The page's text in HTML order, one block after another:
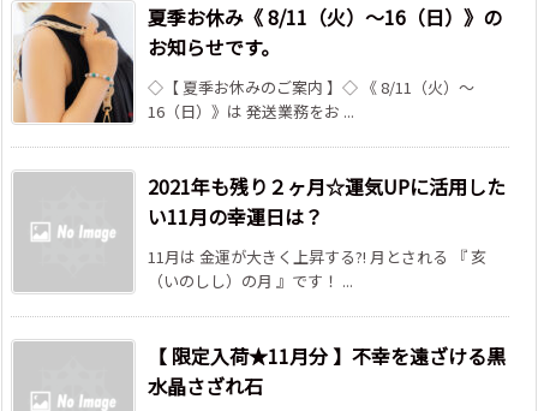
夏季お休み《 8/11（火）～16（日）》の
お知らせです。
◇【 夏季お休みのご案内 】◇ 《 8/11（火）～
16（日）》は 発送業務をお ...
2021年も残り２ヶ月☆運気UPに活用した
い11月の幸運日は？
11月は 金運が大きく上昇する?! 月とされる 『 亥
（いのしし）の月 』です！ ...
【 限定入荷★11月分 】不幸を遠ざける黒
水晶さざれ石